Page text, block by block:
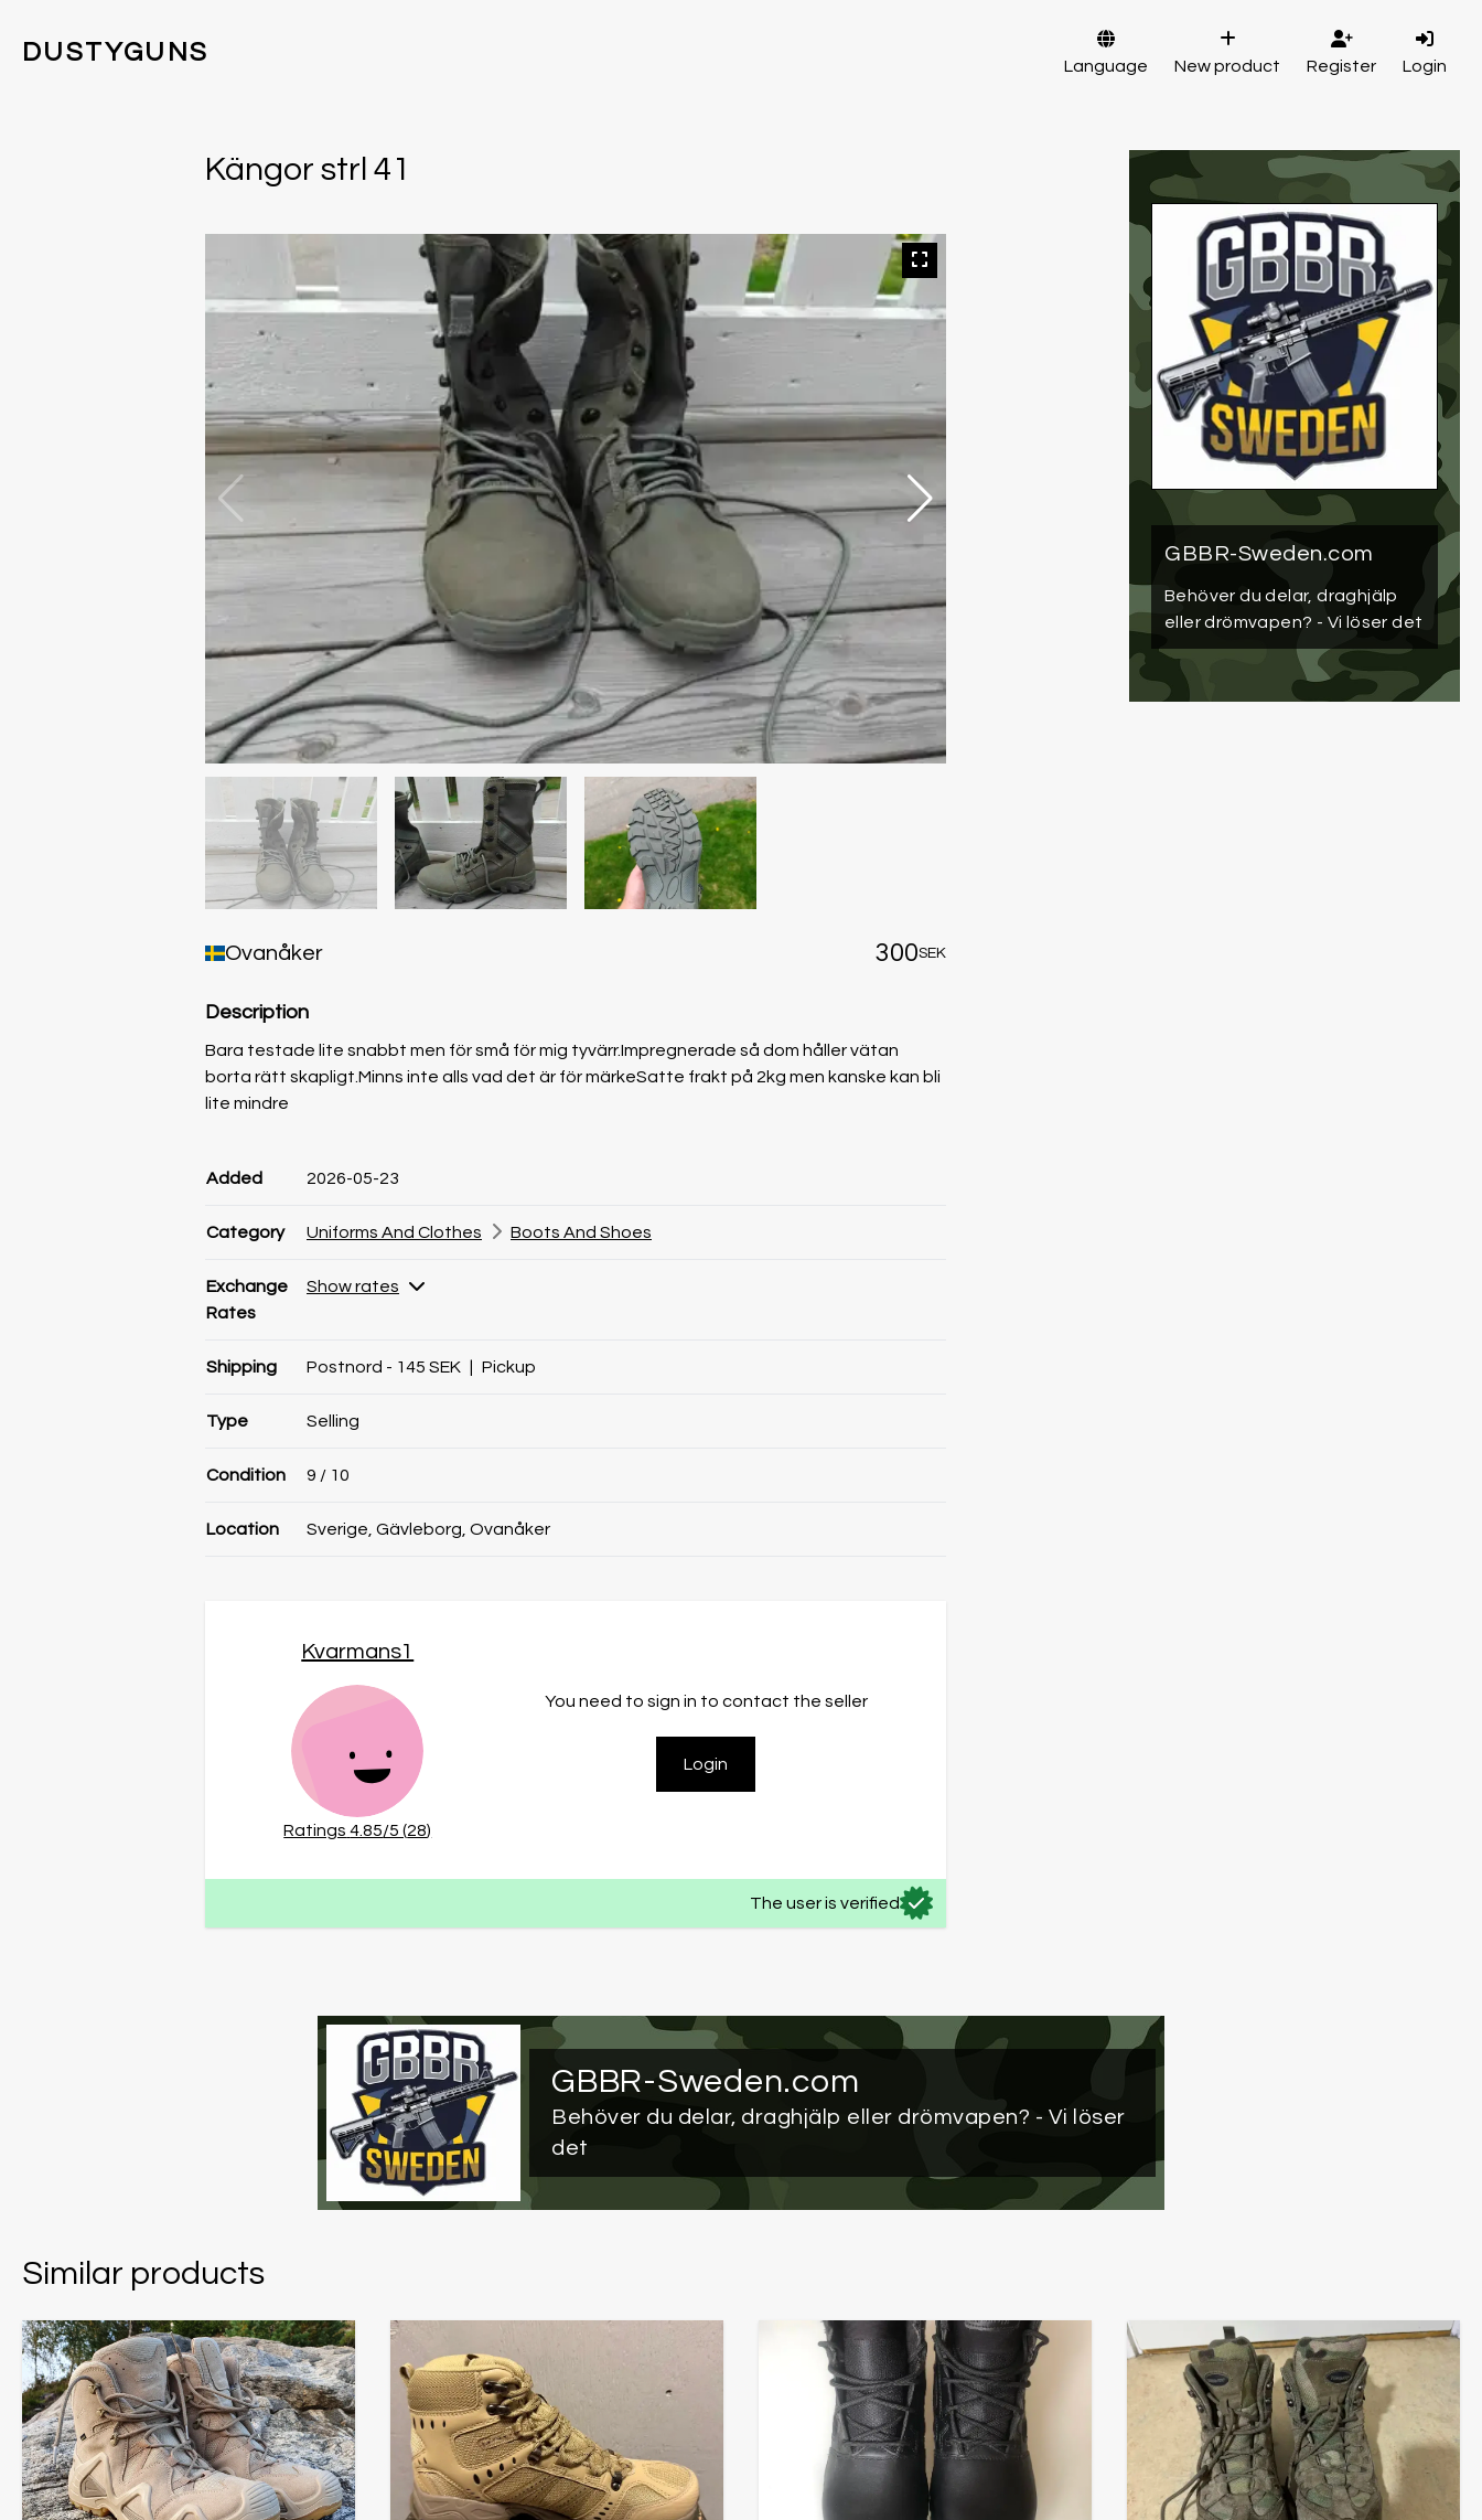
DUSTYGUNS Language New product Register Login
Kängor strl 41
Ovanåker 300SEK
Description
Bara testade lite snabbt men för små för mig tyvärr.Impregnerade så dom håller vätan
borta rätt skapligt.Minns inte alls vad det är för märkeSatte frakt på 2kg men kanske kan bli
lite mindre
Added 2026-05-23
Category Uniforms And Clothes Boots And Shoes
Exchange
Rates
Show rates
Shipping Postnord - 145 SEK Pickup
Type Selling
Condition 9 / 10
Location Sverige, Gävleborg, Ovanåker
Kvarmans1
Ratings 4.85/5 (28)
You need to sign in to contact the seller
Login
The user is verified
GBBR-Sweden.com
Behöver du delar, draghjälp
eller drömvapen? - Vi löser det
GBBR-Sweden.com
Behöver du delar, draghjälp eller drömvapen? - Vi löser
det
Similar products